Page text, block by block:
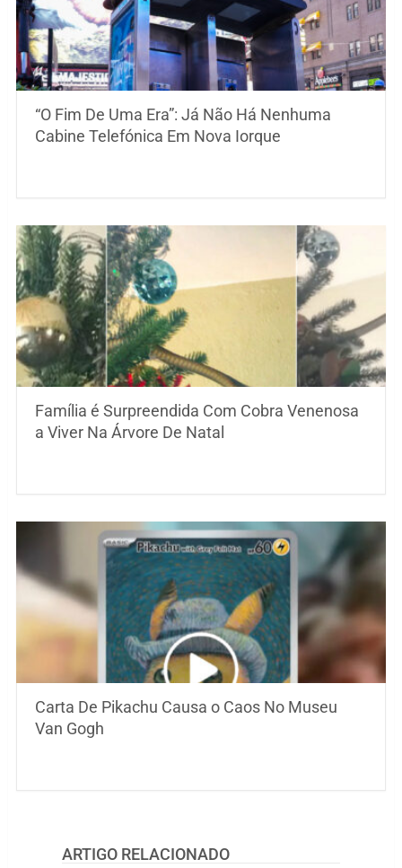
“O Fim De Uma Era”: Já Não Há Nenhuma
Cabine Telefónica Em Nova Iorque
Família é Surpreendida Com Cobra Venenosa
a Viver Na Árvore De Natal
Carta De Pikachu Causa o Caos No Museu
Van Gogh
ARTIGO RELACIONADO